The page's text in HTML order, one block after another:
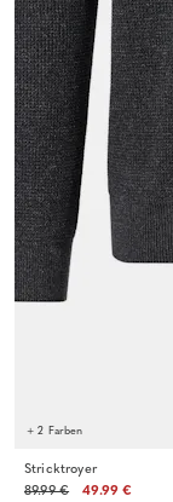
+ 2 Farben
Stricktroyer
89.99 €
49.99 €